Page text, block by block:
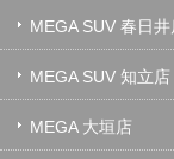
MEGA SUV 春日井
MEGA SUV 知立店
MEGA 大垣店